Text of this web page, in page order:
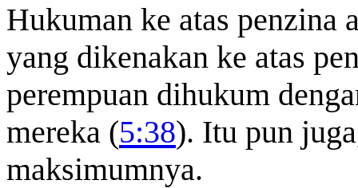
Hukuman ke atas penzina
yang dikenakan ke atas
perempuan dihukum
mereka (5:38). Itu pun
maksimumnya.